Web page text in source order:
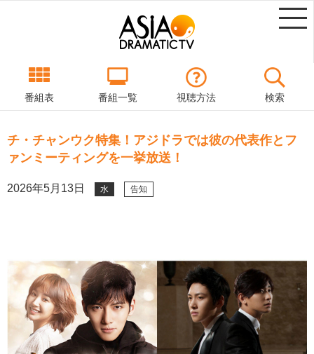
番組表 番組一覧 視聴方法 検索
チ・チャンウク特集！アジドラでは彼の代表作とフ
ァンミーティングを一挙放送！
2026年5月13日 水 告知